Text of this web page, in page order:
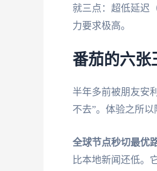
就三点：超低延迟
力要求极高。
番茄的六张
半年多前被朋友安利
不去”。体验之所以
全球节点秒切最优
比本地新闻还低。